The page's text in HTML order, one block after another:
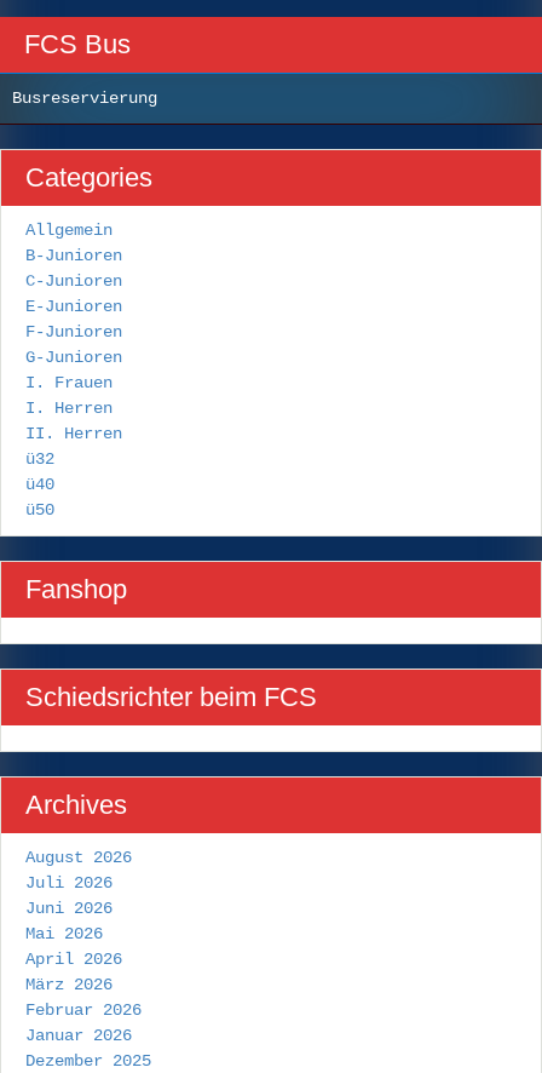
FCS Bus
Busreservierung
Categories
Allgemein
B-Junioren
C-Junioren
E-Junioren
F-Junioren
G-Junioren
I. Frauen
I. Herren
II. Herren
ü32
ü40
ü50
Fanshop
Schiedsrichter beim FCS
Archives
August 2026
Juli 2026
Juni 2026
Mai 2026
April 2026
März 2026
Februar 2026
Januar 2026
Dezember 2025